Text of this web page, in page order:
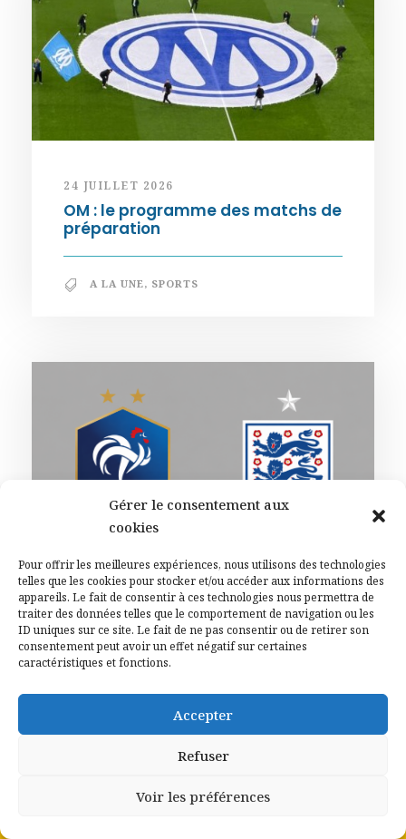
Gérer le consentement aux
cookies
Pour offrir les meilleures expériences, nous utilisons des technologies
telles que les cookies pour stocker et/ou accéder aux informations des
appareils. Le fait de consentir à ces technologies nous permettra de
traiter des données telles que le comportement de navigation ou les
ID uniques sur ce site. Le fait de ne pas consentir ou de retirer son
consentement peut avoir un effet négatif sur certaines
caractéristiques et fonctions.
Accepter
Refuser
Voir les préférences
24 JUILLET 2026
OM : le programme des matchs de
préparation
A LA UNE, SPORTS
19 JUILLET 2026
Billet. Coupe du monde. France 4 –
Angleterre 6 : des larmes et
beaucoup de regrets